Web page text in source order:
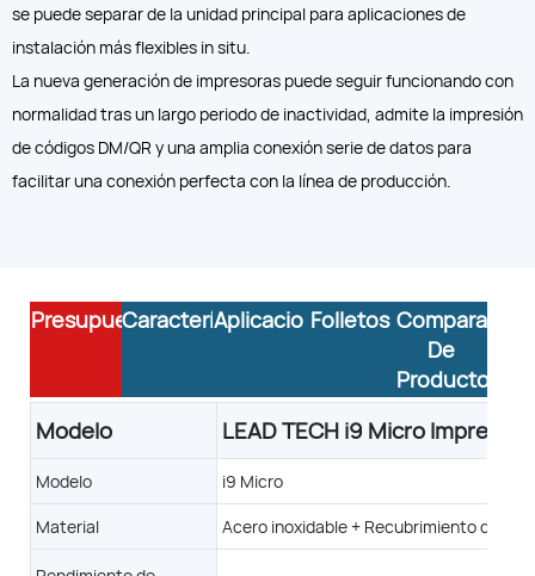
se puede separar de la unidad principal para aplicaciones de
instalación más flexibles in situ.
La nueva generación de impresoras puede seguir funcionando con
normalidad tras un largo periodo de inactividad, admite la impresión
de códigos DM/QR y una amplia conexión serie de datos para
facilitar una conexión perfecta con la línea de producción.
PresupuestoCaracterísticasAplicacionesFolletos Comparación
De
Productos
Modelo LEAD TECH i9 Micro
Modelo
i9 Micro
Material
Acero inoxidable + Recubrimiento de
Cajas de cartón Latas de metal
de inyección de tinta
i9 STD i9 HRS